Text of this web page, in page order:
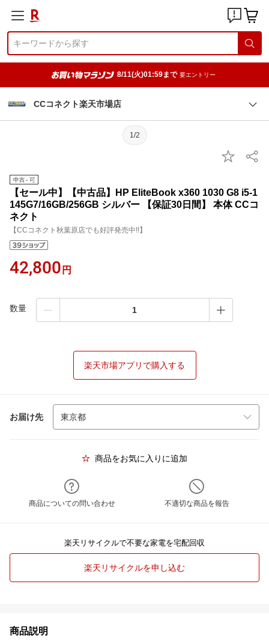
8/11(火)01:59まで 要エントリー
CCコネクト楽天市場店
1/2
【セール中】【中古品】HP EliteBook x360 1030 G8 i5-1
145G7/16GB/256GB シルバー 【保証30日間】 本体 CCコ
ネクト
【CCコネクト秋葉原店でも好評発売中!!】
42,800 円
数量
楽天市場アプリで購入する
お届け先
商品をお気に入りに追加
商品についての問い合わせ 不適切な商品を報告
楽天リサイクルで不要な家電を宅配回収
楽天リサイクルを申し込む
商品説明